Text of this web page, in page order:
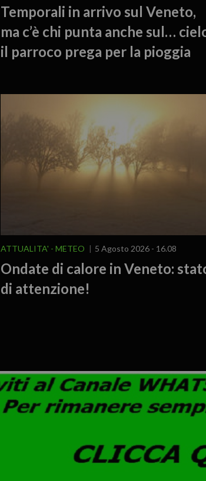
Temporali in arrivo sul Veneto,
ma c’è chi punta anche sul…
il parroco prega per la pioggia
ATTUALITA' METEO 5 Agosto 2026 - 16.08
Ondate di calore in Veneto:
di attenzione!